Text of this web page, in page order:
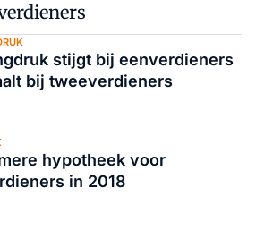
stijgt bij eenverdieners
bij tweeverdieners
hypotheek voor
in 2018